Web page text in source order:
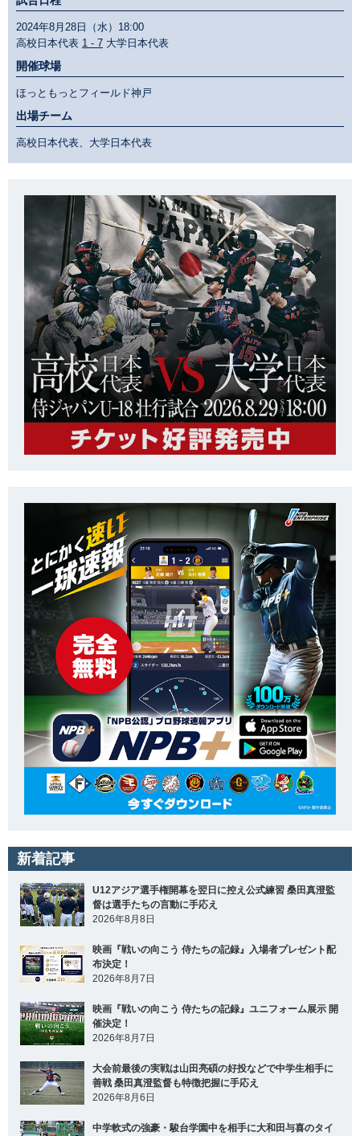
2024年8月28日（水）18:00
高校日本代表 1 - 7 大学日本代表
開催球場
ほっともっとフィールド神戸
出場チーム
高校日本代表、大学日本代表
新着記事
U12アジア選手権開幕を翌日に控え公式練習 桑田真澄監
督は選手たちの言動に手応え
2026年8月8日
映画『戦いの向こう 侍たちの記録』入場者プレゼント配
布決定！
2026年8月7日
映画『戦いの向こう 侍たちの記録』ユニフォーム展示 開
催決定！
2026年8月7日
大会前最後の実戦は山田亮碩の好投などで中学生相手に
善戦 桑田真澄監督も特徴把握に手応え
2026年8月6日
中学軟式の強豪・駿台学園中を相手に大和田与喜のタイ